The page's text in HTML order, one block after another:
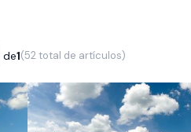
Página
de1(52 total de artículos)